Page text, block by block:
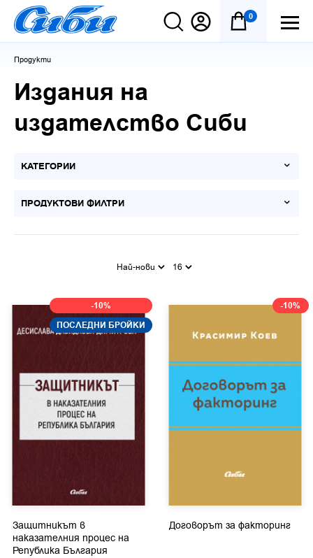
0
Продукти
Издания на
издателство Сиби
КАТЕГОРИИ
ПРОДУКТОВИ ФИЛТРИ
Най-нови 16
-10%
ПОСЛЕДНИ БРОЙКИ
Защитникът в
наказателния процес на
Република България
-10%
Договорът за факторинг